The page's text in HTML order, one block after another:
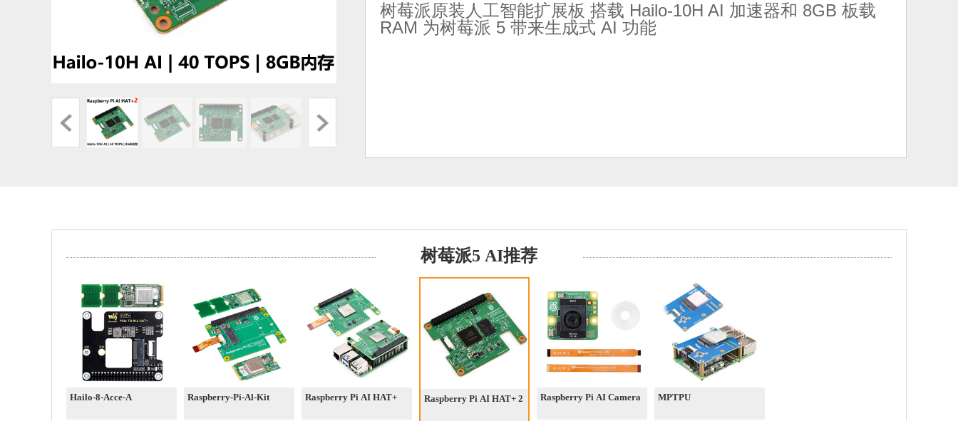
树莓派原装人工智能扩展板 搭载 Hailo-10H AI 加速器和 8GB 板载
RAM 为树莓派 5 带来生成式 AI 功能
树莓派5 AI推荐
Hailo-8-Acce-A Raspberry-Pi-Al-Kit Raspberry Pi AI HAT+ Raspberry Pi AI HAT+ 2 Raspberry Pi AI Camera MPTPU